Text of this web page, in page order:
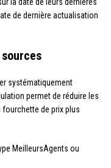
la date de leurs dernières
de dernière actualisation
systématiquement
permet de réduire les
fourchette de prix plus
MeilleursAgents ou